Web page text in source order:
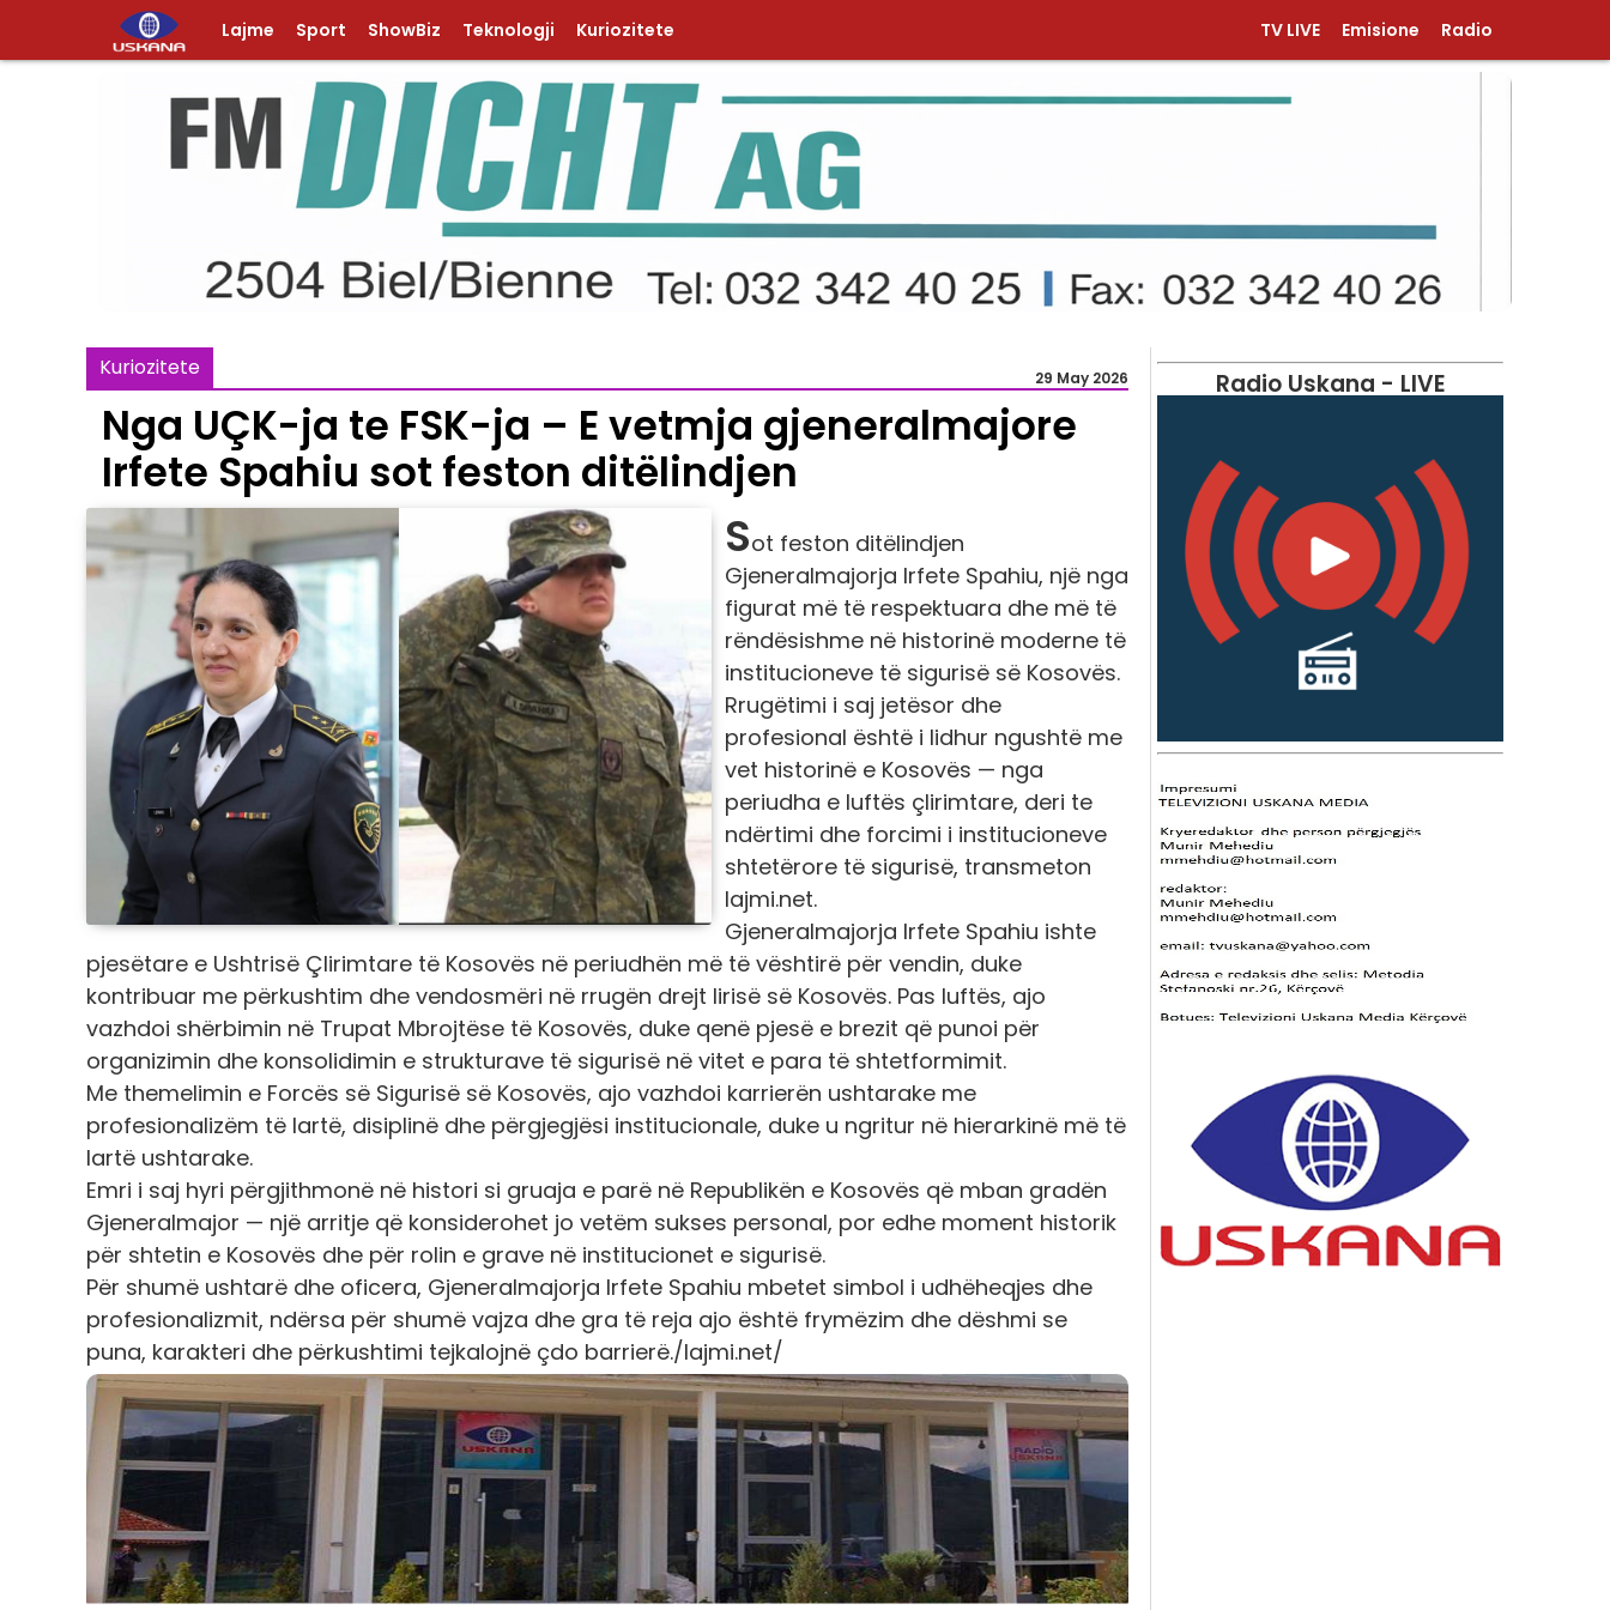
Lajme Sport ShowBiz Teknologji Kuriozitete TV LIVE Emisione Radio
Kuriozitete 29 May 2026
Nga UÇK-ja te FSK-ja – E vetmja gjeneralmajore
Irfete Spahiu sot feston ditëlindjen
Sot feston ditëlindjen
Gjeneralmajorja Irfete Spahiu, një nga
figurat më të respektuara dhe më të
rëndësishme në historinë moderne të
institucioneve të sigurisë së Kosovës.
Rrugëtimi i saj jetësor dhe
profesional është i lidhur ngushtë me
vet historinë e Kosovës — nga
periudha e luftës çlirimtare, deri te
ndërtimi dhe forcimi i institucioneve
shtetërore të sigurisë, transmeton
lajmi.net.
Gjeneralmajorja Irfete Spahiu ishte
pjesëtare e Ushtrisë Çlirimtare të Kosovës në periudhën më të vështirë për vendin, duke
kontribuar me përkushtim dhe vendosmëri në rrugën drejt lirisë së Kosovës. Pas luftës, ajo
vazhdoi shërbimin në Trupat Mbrojtëse të Kosovës, duke qenë pjesë e brezit që punoi për
organizimin dhe konsolidimin e strukturave të sigurisë në vitet e para të shtetformimit.
Me themelimin e Forcës së Sigurisë së Kosovës, ajo vazhdoi karrierën ushtarake me
profesionalizëm të lartë, disiplinë dhe përgjegjësi institucionale, duke u ngritur në hierarkinë më të
lartë ushtarake.
Emri i saj hyri përgjithmonë në histori si gruaja e parë në Republikën e Kosovës që mban gradën
Gjeneralmajor — një arritje që konsiderohet jo vetëm sukses personal, por edhe moment historik
për shtetin e Kosovës dhe për rolin e grave në institucionet e sigurisë.
Për shumë ushtarë dhe oficera, Gjeneralmajorja Irfete Spahiu mbetet simbol i udhëheqjes dhe
profesionalizmit, ndërsa për shumë vajza dhe gra të reja ajo është frymëzim dhe dëshmi se
puna, karakteri dhe përkushtimi tejkalojnë çdo barrierë./lajmi.net/
Radio Uskana - LIVE